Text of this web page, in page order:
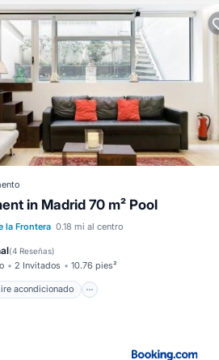
in Madrid 70 m² Pool
la Frontera 0.18 mi al centro
(4 Reseñas)
2 Invitados 10.76 pies²
acondicionado
Aire acondicionado
niños